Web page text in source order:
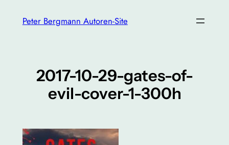
InhaltPeter Bergmann Autoren-Site
2017-10-29-gates-of-
evil-cover-1-300h